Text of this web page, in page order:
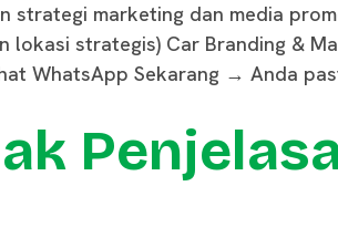
strategi marketing dan media
lokasi strategis) Car Branding &
WhatsApp Sekarang → Anda